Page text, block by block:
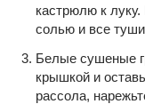
кастрюлю к
солью и все
Белые сушеные
крышкой и
рассола,